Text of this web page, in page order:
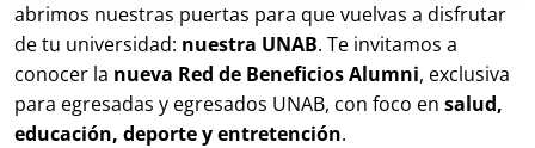
abrimos nuestras puertas para que vuelvas a disfrutar
de tu universidad: nuestra UNAB. Te invitamos a
conocer la nueva Red de Beneficios Alumni, exclusiva
para egresadas y egresados UNAB, con foco en salud,
educación, deporte y entretención.